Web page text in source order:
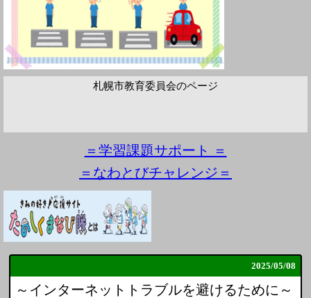
札幌市教育委員会のページ
＝学習課題サポート ＝
＝なわとびチャレンジ＝
2025/05/08
～インターネットトラブルを避けるために～